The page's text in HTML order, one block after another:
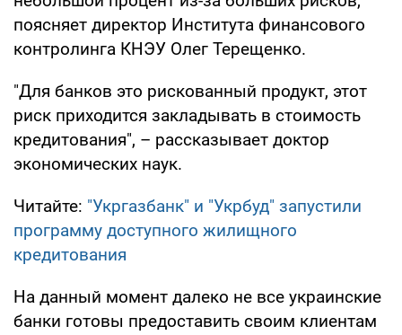
поясняет директор Института финансового
контролинга КНЭУ Олег Терещенко.
"Для банков это рискованный продукт, этот
риск приходится закладывать в стоимость
кредитования", – рассказывает доктор
экономических наук.
Читайте: "Укргазбанк" и "Укрбуд" запустили
программу доступного жилищного
кредитования
На данный момент далеко не все украинские
банки готовы предоставить своим клиентам